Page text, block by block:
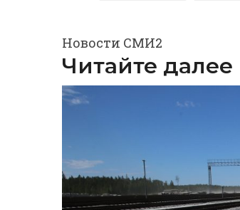
Новости СМИ2
Читайте далее